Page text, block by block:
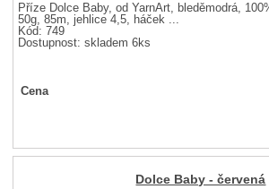
Příze Dolce Baby, od YarnArt, bleděmodrá,
50g, 85m, jehlice 4,5, háček ...
Kód: 749
Dostupnost:skladem 6ks
Cena
Dolce Baby - červená